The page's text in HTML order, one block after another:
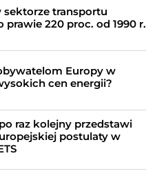
sektorze transportu
prawie 220 proc. od 1990 r.
Europy w
cen energii?
raz kolejny przedstawi
postulaty w